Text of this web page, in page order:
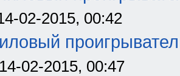
02-2015, 00:42
02-2015, 00:47